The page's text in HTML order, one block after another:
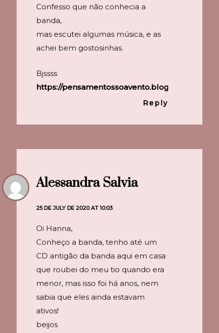
Confesso que não conhecia a
banda,
mas escutei algumas música, e as
achei bem gostosinhas.
Bjssss
https://pensamentossoavento.blogspot.com/
Reply
Alessandra Salvia
25 DE JULY DE 2020 AT 10:03
Oi Hanna,
Conheço a banda, tenho até um
CD antigão da banda aqui em casa
que roubei do meu tio quando era
menor, mas isso foi há anos, nem
sabia que eles ainda estavam
ativos!
beijos